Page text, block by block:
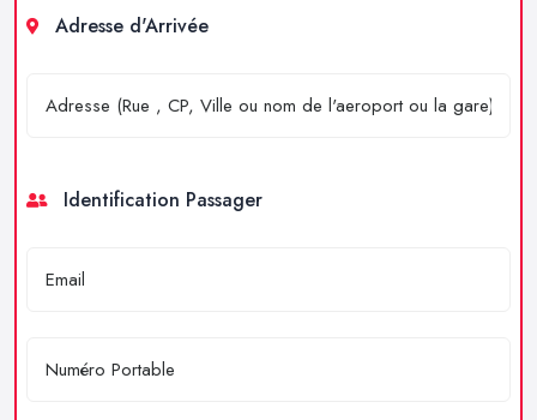
Adresse d'Arrivée
Identification Passager